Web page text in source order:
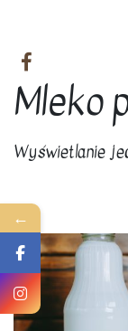
Mleko
Wyświetlanie
←